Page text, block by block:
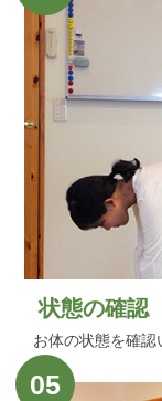
状態の確認
お体の状態を確認
05